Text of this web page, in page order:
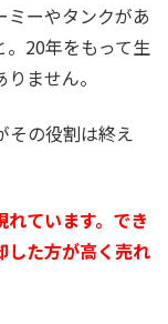
ーやタンクがあ
。20年をもって生
ません。
その役割は終え
ています。でき
した方が高く売れ